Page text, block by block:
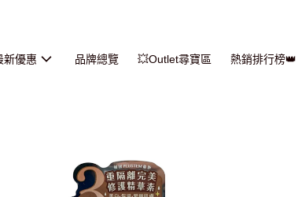
新優惠 品牌總覽 💥Outlet尋寶區 熱銷排行榜👑